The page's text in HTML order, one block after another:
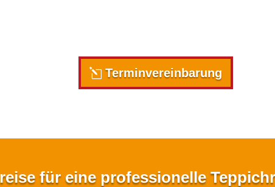
Terminvereinbarung
für eine professionelle